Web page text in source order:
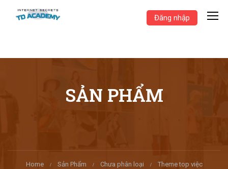
Đăng nhập
SẢN PHẨM
Home Sản Phẩm Chưa phân loại Theme top việc